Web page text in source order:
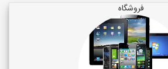
فروشگاه